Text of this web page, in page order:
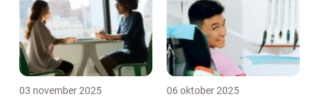
03 november 2025 06 oktober 2025